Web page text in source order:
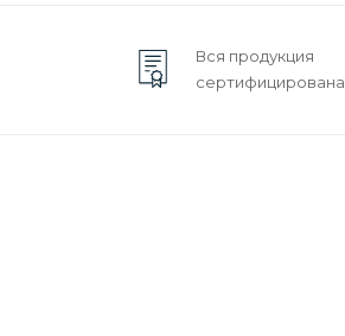
Вся продукция
сертифицирована